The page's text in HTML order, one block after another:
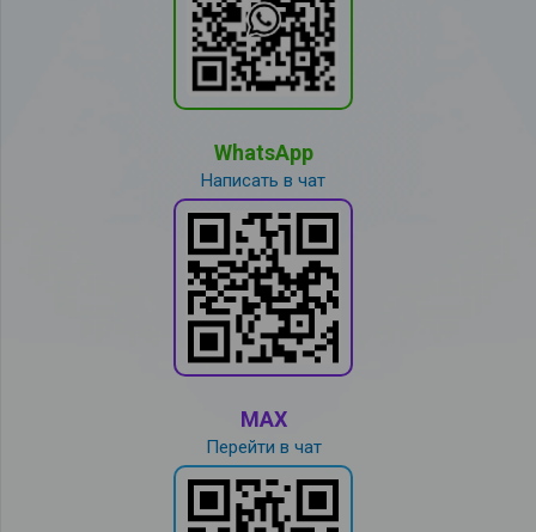
WhatsApp
Написать в чат
MAX
Перейти в чат